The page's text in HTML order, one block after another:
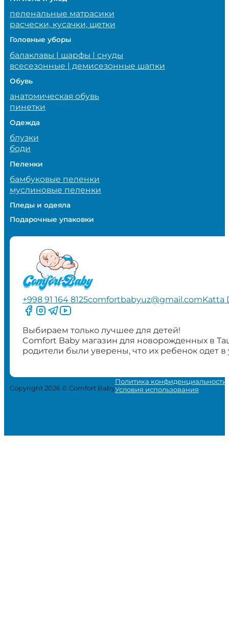
пеленальные матрасики
расчески, кусачки, щетки
Головные уборы
балаклавы | шарфы | снуды
всесезонные | демисезонные шапки
Обувь
анатомическая обувь
пинетки
Одежда
блузки
боди
Пеленки
бамбуковые пеленки
муслиновые пеленки
Пледы и одеяла
Подарочные упаковки
+998 91 164 8125comfortbabyuz@gmail.comKatta
Следите за нами на Facebook
Следите за нами в Instagram
Следите за нами в Telegram
Следите за нами в YouTube
Выбираем только лучшее для детей!
Comfort Baby магазин для новорожденных в
родители были уверены, что их ребенок одет
Copyright 2026 © Comfort Baby
Политика конфиденциальности
Условия использования